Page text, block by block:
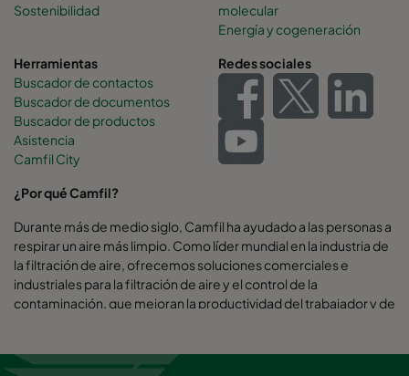
Sostenibilidad
molecular
Energía y cogeneración
Herramientas
Buscador de contactos
Buscador de documentos
Buscador de productos
Asistencia
Camfil City
Redes sociales
¿Por qué Camfil?
Durante más de medio siglo, Camfil ha ayudado a las personas a
respirar un aire más limpio. Como líder mundial en la industria de
la filtración de aire, ofrecemos soluciones comerciales e
industriales para la filtración de aire y el control de la
contaminación, que mejoran la productividad del trabajador y de